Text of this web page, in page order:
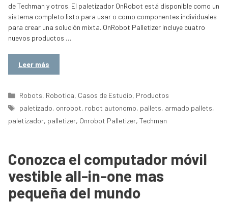
de Techman y otros. El paletizador OnRobot está disponible como un
sistema completo listo para usar o como componentes individuales
para crear una solución mixta. OnRobot Palletizer incluye cuatro
nuevos productos …
Leer más
Categorías
Robots, Robotica, Casos de Estudio, Productos
Etiquetas
paletizado, onrobot, robot autonomo, pallets, armado pallets,
paletizador, palletizer, Onrobot Palletizer, Techman
Conozca el computador móvil
vestible all-in-one mas
pequeña del mundo